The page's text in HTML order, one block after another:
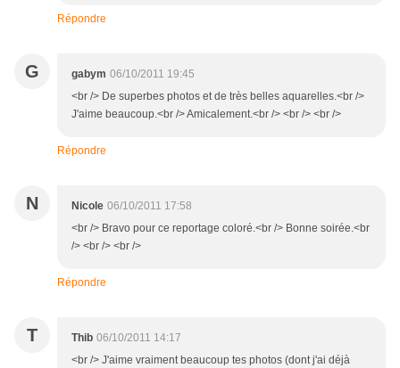
Répondre
G gabym 06/10/2011 19:45
<br /> De superbes photos et de très belles aquarelles.<br />
J'aime beaucoup.<br /> Amicalement.<br /> <br /> <br />
Répondre
N Nicole 06/10/2011 17:58
<br /> Bravo pour ce reportage coloré.<br /> Bonne soirée.<br
/> <br /> <br />
Répondre
T Thib 06/10/2011 14:17
<br /> J'aime vraiment beaucoup tes photos (dont j'ai déjà